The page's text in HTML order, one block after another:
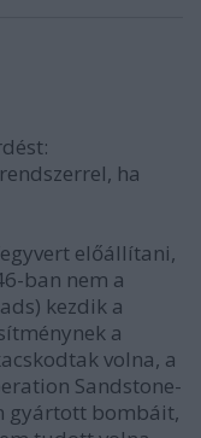
ha
előállítani,
ban nem a
kezdik a
a
volna, a
Sandstone-
gyártott bombáit,